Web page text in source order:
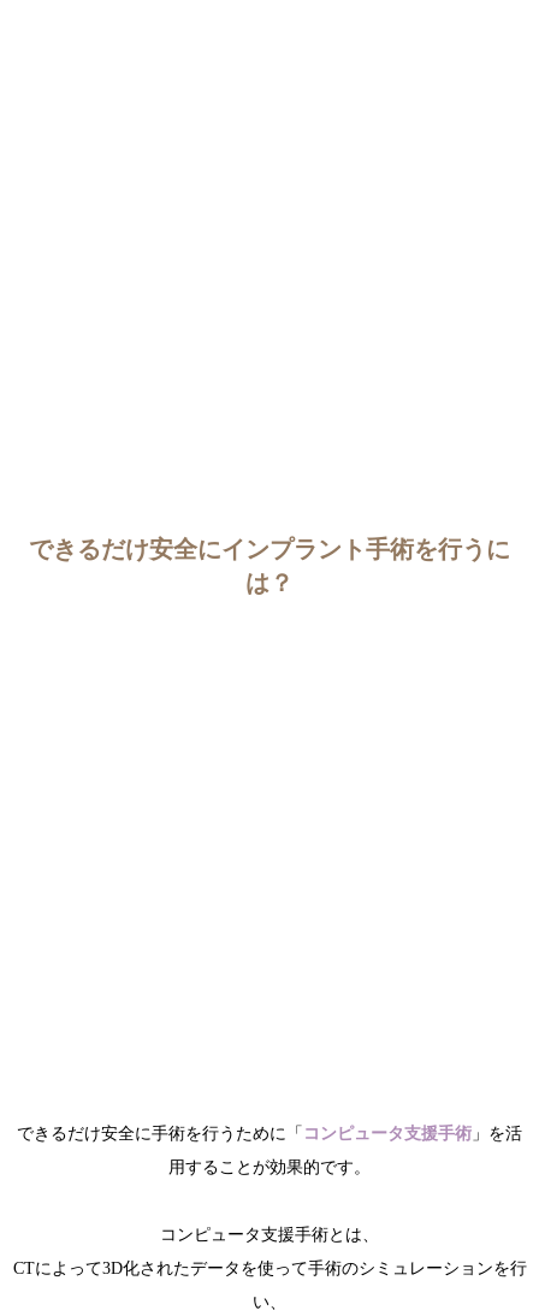
できるだけ安全にインプラント手術を行うに
は？
できるだけ安全に手術を行うために「 コンピュータ支援手術 」を活
用することが効果的です。
コンピュータ支援手術とは、
CTによって3D化されたデータを使って手術のシミュレーションを行
い、